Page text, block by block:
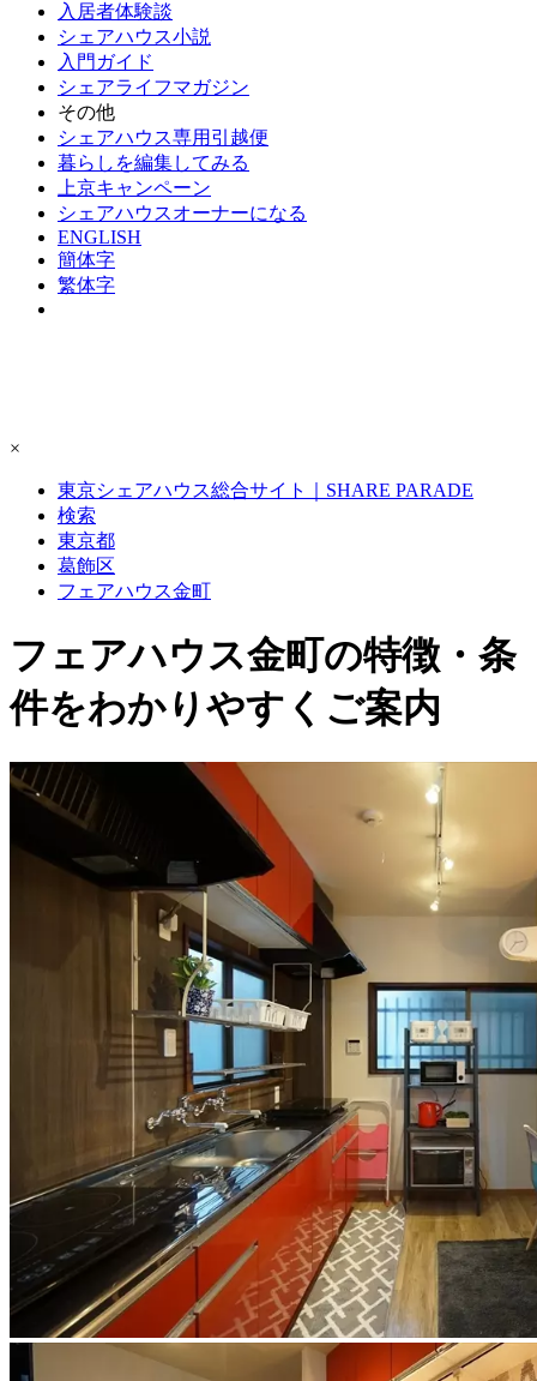
入居者体験談
シェアハウス小説
入門ガイド
シェアライフマガジン
その他
シェアハウス専用引越便
暮らしを編集してみる
上京キャンペーン
シェアハウスオーナーになる
ENGLISH
簡体字
繁体字
×
東京シェアハウス総合サイト｜SHARE PARADE
検索
東京都
葛飾区
フェアハウス金町
フェアハウス金町の特徴・条
件をわかりやすくご案内